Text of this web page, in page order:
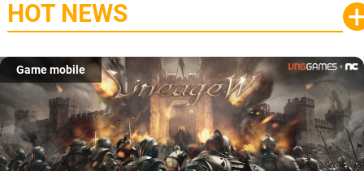
HOT NEWS
Game mobile